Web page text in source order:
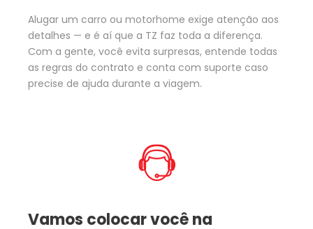
Alugar um carro ou motorhome exige atenção aos
detalhes — e é aí que a TZ faz toda a diferença.
Com a gente, você evita surpresas, entende todas
as regras do contrato e conta com suporte caso
precise de ajuda durante a viagem.
Vamos colocar você na